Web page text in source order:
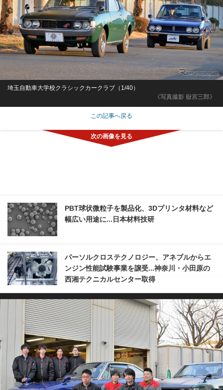
《写真撮影 嶽宮三郎》
埼玉自動車大学校クラシックカークラブ（1/40）
この記事へ戻る
PBT球状微粒子を製品化、3Dプリンタ材料など
幅広い用途に...日本材料技研
パーソルクロステクノロジー、アネブルからエ
ンジン性能試験事業を譲受...神奈川・小田原の
西湘テクニカルセンター取得